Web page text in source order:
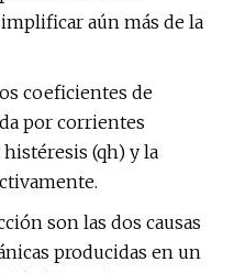
aún más de la
coeficientes de
por corrientes
histéresis (qh) y la
son las dos causas
producidas en un